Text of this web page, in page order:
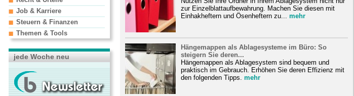
zur Einzelblattaufbewahrung. Machen Sie diesen mit
Einhakheftern und Ösenheftern zu...
mehr
Hängemappen als Ablagesysteme im Büro: So
steigern Sie deren...
Hängemappen als Ablagesystem sind bequem und
praktisch im Gebrauch. Erhöhen Sie deren Effizienz mit
den folgenden Tipps. mehr
Job & Karriere
Steuern & Finanzen
Themen & Tools
jede Woche neu